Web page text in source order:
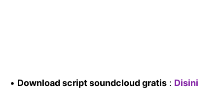
• Download script soundcloud gratis : Disini